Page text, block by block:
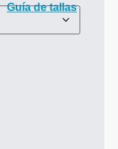
Guía de tallas